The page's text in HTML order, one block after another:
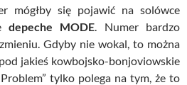
mógłby się pojawić na solówce
depeche MODE . Numer bardzo
Gdyby nie wokal, to można
jakieś kowbojsko-bonjoviowskie
tylko polega na tym, że to